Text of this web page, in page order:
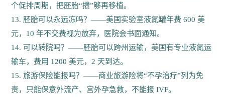
个促排周期，把胚胎“攒”够再移植。
13. 胚胎可以永远冻吗？——美国实验室液氮罐年费 600 美
元，10 年不交费视为放弃，医院会书面通知。
14. 可以转院吗？——胚胎可以跨州运输，美国有专业液氮运
输车，费用 1200 美元，2 天到达。
15. 旅游保险能报吗？——商业旅游险将“不孕治疗”列为免
责，只能保意外流产、宫外孕急救，不能报 IVF。